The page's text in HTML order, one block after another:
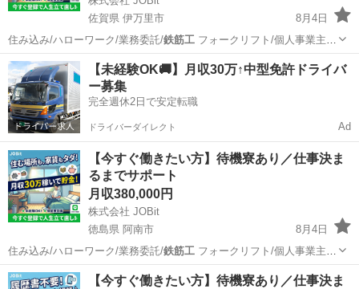
佐賀県 伊万里市
8月4日
住み込み/ハローワーク/業務委託/鉄筋工フォークリフト/個人事業主/
ービス…
佐賀 伊万里市 物流 住み込み
【未経験OK🚚】月収30万↑中型免許ドライバ
ー募集
完全週休2日で安定転職
ドライバーダイレクト Ad
【今すぐ働きたい方】待機寮あり／仕事決ま
るまでサポート
月収380,000円
株式会社 JOBit
徳島県 阿南市
8月4日
住み込み/ハローワーク/業務委託/鉄筋工フォークリフト/個人事業主/
ービス…
徳島 阿南市 物流 住み込み
【今すぐ働きたい方】待機寮あり／仕事決ま